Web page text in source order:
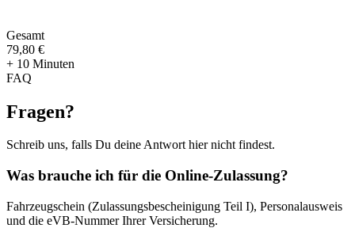
Gesamt
79,80 €
+ 10 Minuten
FAQ
Fragen?
Schreib uns, falls Du deine Antwort hier nicht findest.
Was brauche ich für die Online-Zulassung?
Fahrzeugschein (Zulassungsbescheinigung Teil I), Personalausweis
und die eVB-Nummer Ihrer Versicherung.